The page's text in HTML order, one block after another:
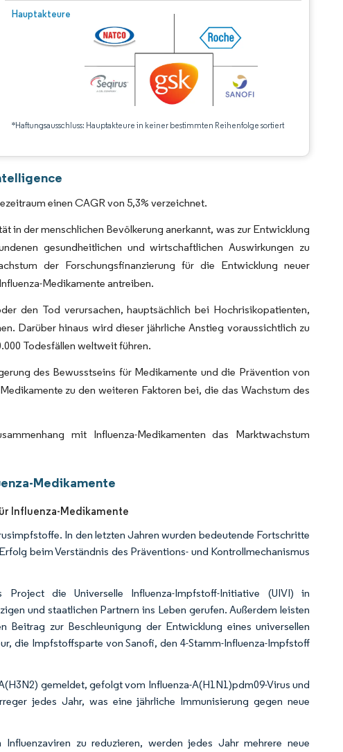
Hauptakteure
*Haftungsausschluss: Hauptakteure in keiner bestimmten Reihenfolge sortiert
einen CAGR von 5,3% verzeichnet.
in der menschlichen Bevölkerung anerkannt, was zur Entwicklung
gesundheitlichen und wirtschaftlichen Auswirkungen zu
der Forschungsfinanzierung für die Entwicklung neuer
Medikamente antreiben.
den Tod verursachen, hauptsächlich bei Hochrisikopatienten,
Darüber hinaus wird dieser jährliche Anstieg voraussichtlich zu
Todesfällen weltweit führen.
des Bewusstseins für Medikamente und die Prävention von
zu den weiteren Faktoren bei, die das Wachstum des
mit Influenza-Medikamenten das Marktwachstum
Medikamente
Influenza-Medikamente
In den letzten Jahren wurden bedeutende Fortschritte
beim Verständnis des Präventions- und Kontrollmechanismus
die Universelle Influenza-Impfstoff-Initiative (UIVI) in
und staatlichen Partnern ins Leben gerufen. Außerdem leisten
zur Beschleunigung der Entwicklung eines universellen
die Impfstoffsparte von Sanofi, den 4-Stamm-Influenza-Impfstoff
gemeldet, gefolgt vom Influenza-A(H1N1)pdm09-Virus und
jedes Jahr, was eine jährliche Immunisierung gegen neue
zu reduzieren, werden jedes Jahr mehrere neue